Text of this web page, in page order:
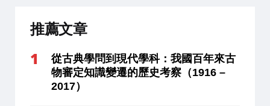
推薦文章
從古典學問到現代學科：我國百年來古
物審定知識變遷的歷史考察（1916 –
2017）